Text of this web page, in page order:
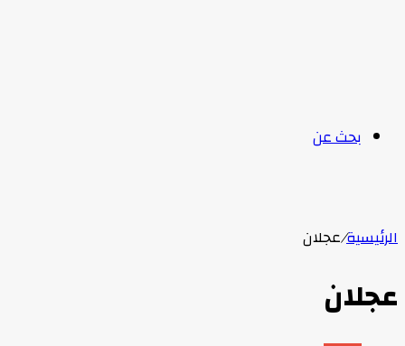
بحث عن
الرئيسية/عجلان
عجلان